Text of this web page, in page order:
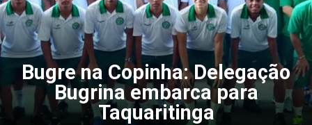
→ Categoria de Base → Bugre na Copinha: Delegação Bugrina
Bugre na Copinha: Delegação
Bugrina embarca para
Taquaritinga